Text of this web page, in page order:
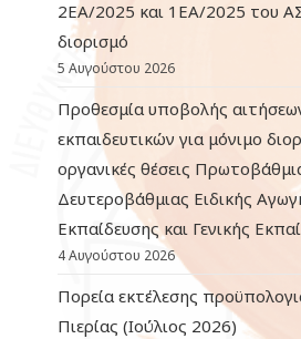
2ΕΑ/2025 και 1ΕΑ/2025 του
διορισμό
5 Αυγούστου 2026
Προθεσμία υποβολής
εκπαιδευτικών για μόνιμο
οργανικές θέσεις
Δευτεροβάθμιας Ειδικής
Εκπαίδευσης και Γενικής
4 Αυγούστου 2026
Πορεία εκτέλεσης
Πιερίας (Ιούλιος 2026)